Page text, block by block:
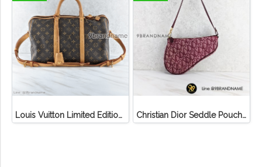
Louis Vuitton Limited Edition Monogram Canvas Sofia Coppola SC Bag Christian Dior Seddle Pouch Accessory Hand Bag